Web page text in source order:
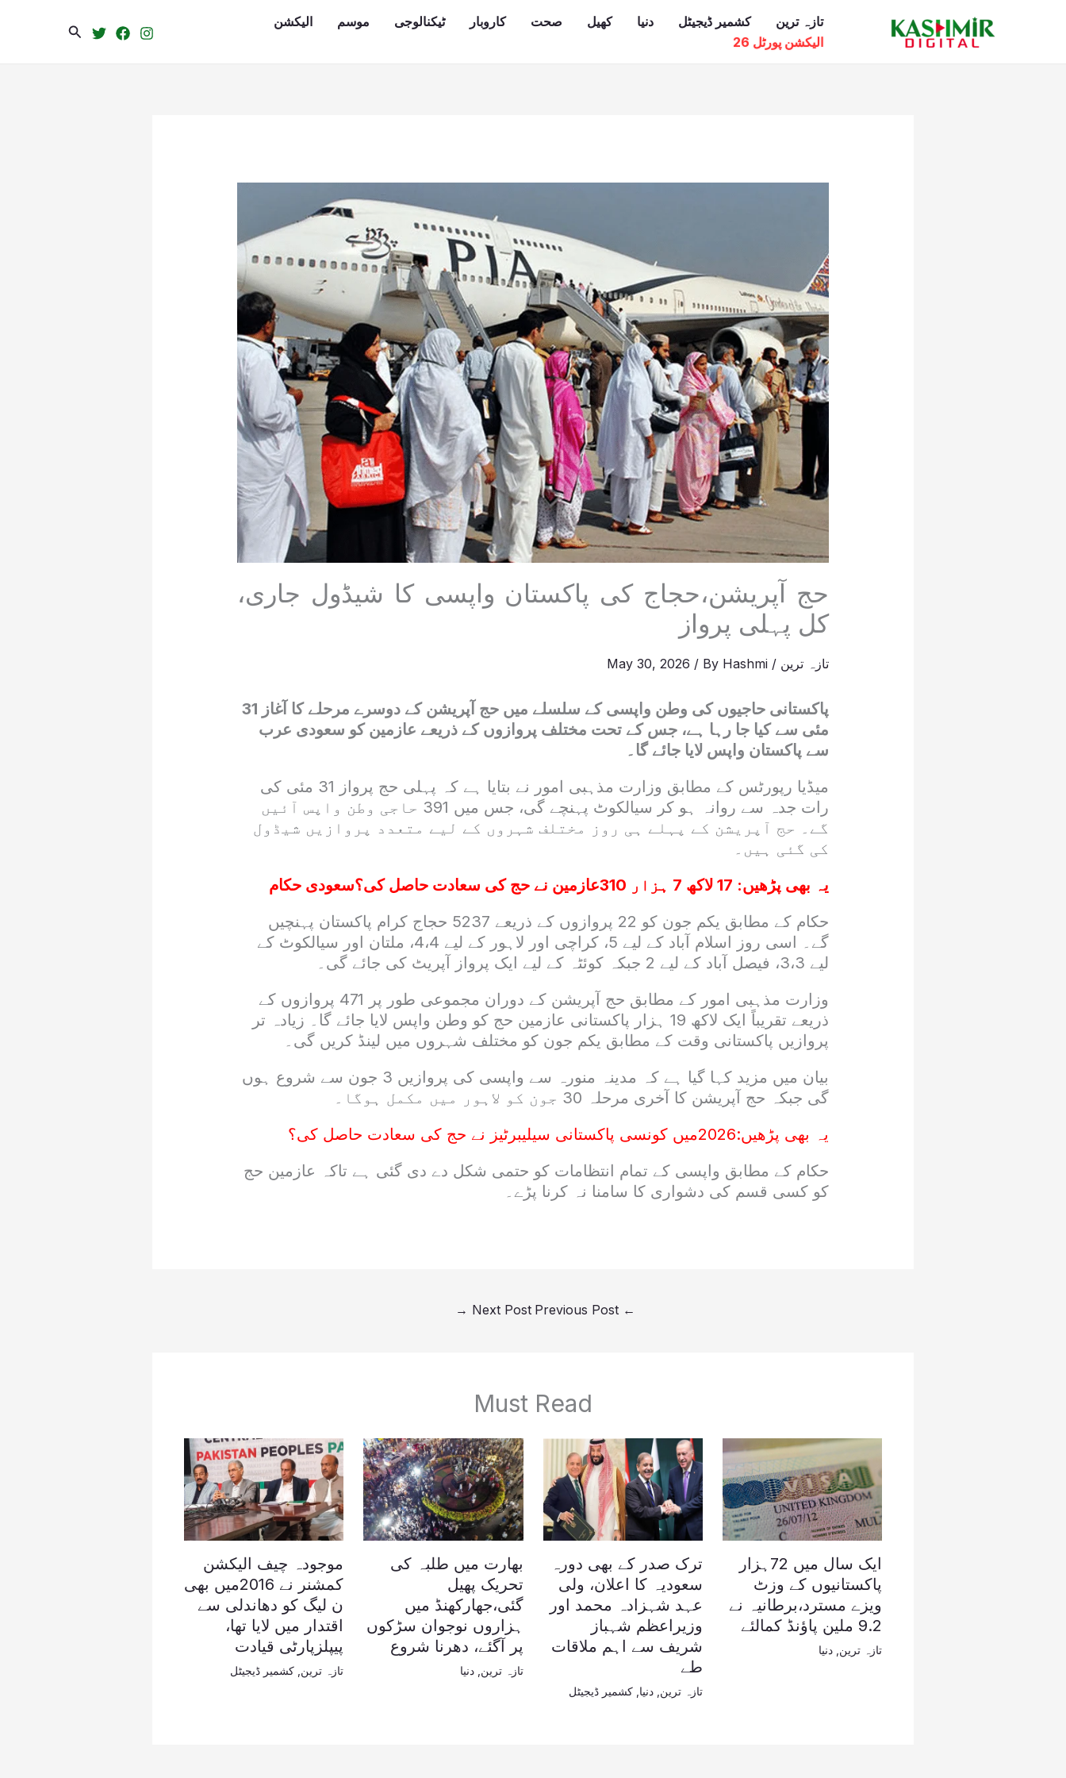
تازہ ترین کشمیر ڈیجیٹل دنیا کھیل صحت کاروبار ٹیکنالوجی موسم
الیکشن
الیکشن پورٹل 26
Search
حج آپریشن،حجاج کی پاکستان واپسی کا شیڈول جاری،
کل پہلی پرواز
تازہ ترین /
May 30, 2026 / By Hashmi
پاکستانی حاجیوں کی وطن واپسی کے سلسلے میں حج آپریشن کے دوسرے مرحلے کا آغاز 31
مئی سے کیا جا رہا ہے، جس کے تحت مختلف پروازوں کے ذریعے عازمین کو سعودی عرب
سے پاکستان واپس لایا جائے گا۔
میڈیا رپورٹس کے مطابق وزارت مذہبی امور نے بتایا ہے کہ پہلی حج پرواز 31 مئی کی
رات جدہ سے روانہ ہو کر سیالکوٹ پہنچے گی، جس میں 391 حاجی وطن واپس آئیں
گے۔ حج آپریشن کے پہلے ہی روز مختلف شہروں کے لیے متعدد پروازیں شیڈول
کی گئی ہیں۔
یہ بھی پڑھیں: 17 لاکھ 7 ہزار 310عازمین نے حج کی سعادت حاصل کی؟سعودی حکام
حکام کے مطابق یکم جون کو 22 پروازوں کے ذریعے 5237 حجاج کرام پاکستان پہنچیں
گے۔ اسی روز اسلام آباد کے لیے 5، کراچی اور لاہور کے لیے 4،4، ملتان اور سیالکوٹ کے
لیے 3،3، فیصل آباد کے لیے 2 جبکہ کوئٹہ کے لیے ایک پرواز آپریٹ کی جائے گی۔
وزارت مذہبی امور کے مطابق حج آپریشن کے دوران مجموعی طور پر 471 پروازوں کے
ذریعے تقریباً ایک لاکھ 19 ہزار پاکستانی عازمین حج کو وطن واپس لایا جائے گا۔ زیادہ تر
پروازیں پاکستانی وقت کے مطابق یکم جون کو مختلف شہروں میں لینڈ کریں گی۔
بیان میں مزید کہا گیا ہے کہ مدینہ منورہ سے واپسی کی پروازیں 3 جون سے شروع ہوں
گی جبکہ حج آپریشن کا آخری مرحلہ 30 جون کو لاہور میں مکمل ہوگا۔
یہ بھی پڑھیں:2026میں کونسی پاکستانی سیلیبرٹیز نے حج کی سعادت حاصل کی؟
حکام کے مطابق واپسی کے تمام انتظامات کو حتمی شکل دے دی گئی ہے تاکہ عازمین حج
کو کسی قسم کی دشواری کا سامنا نہ کرنا پڑے۔
←
Next Post
→
Must Read
ایک سال میں 72ہزار
پاکستانیوں کے وزٹ
ویزے مسترد،برطانیہ نے
9.2 ملین پاؤنڈ کمالئے
تازہ ترین دنیا
ترک صدر کے بھی دورہ
سعودیہ کا اعلان، ولی
عہد شہزادہ محمد اور
وزیراعظم شہباز
شریف سے اہم ملاقات
طے
تازہ ترین ,دنیا ,کشمیر ڈیجیٹل
بھارت میں طلبہ کی
تحریک پھیل
گئی،جھارکھنڈ میں
ہزاروں نوجوان سڑکوں
پر آگئے، دھرنا شروع
تازہ ترین ,دنیا
موجودہ چیف الیکشن
کمشنر نے 2016میں بھی
ن لیگ کو دھاندلی سے
اقتدار میں لایا تھا،
پیپلزپارٹی قیادت
تازہ ترین کشمیر ڈیجیٹل